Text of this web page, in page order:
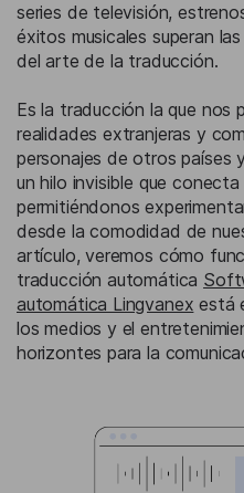
series de televisión,
éxitos musicales superan
del arte de la traducción.
Es la traducción la que nos
realidades extranjeras y
personajes de otros países
un hilo invisible que conecta
permitiéndonos
desde la comodidad de
artículo, veremos cómo
traducción automática
automática Lingvanex está
los medios y el
horizontes para la